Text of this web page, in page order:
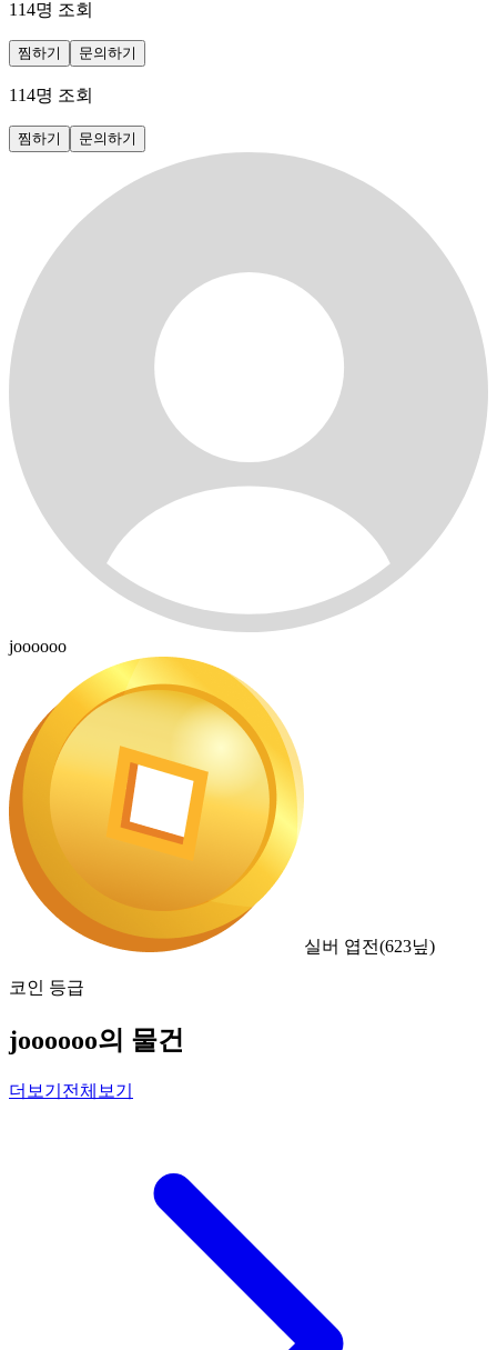
114명 조회
찜하기 문의하기
114명 조회
찜하기 문의하기
joooooo
실버 엽전(623닢)
코인 등급
joooooo의 물건
더보기 전체보기